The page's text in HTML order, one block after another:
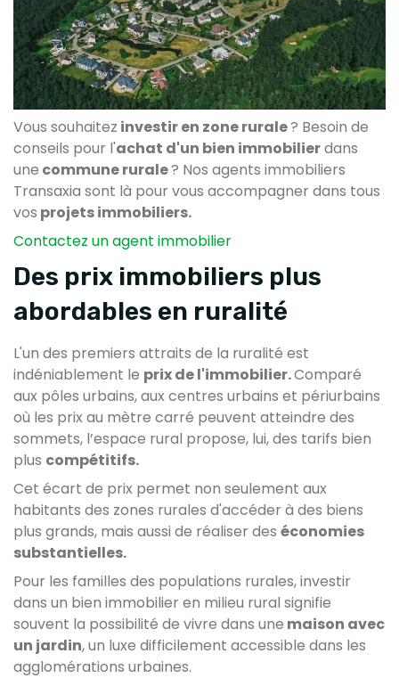
Vous souhaitez investir en zone rurale? Besoin de
conseils pour l'achat d'un bien immobilierdans
une commune rurale? Nos agents immobiliers
Transaxia sont là pour vous accompagner dans tous
vos projets immobiliers.
Contactez un agent immobilier
Des prix immobiliers plus
abordables en ruralité
L'un des premiers attraits de la ruralité est
indéniablement le prix de l'immobilier.Comparé
aux pôles urbains, aux centres urbains et périurbains
où les prix au mètre carré peuvent atteindre des
sommets, l’espace rural propose, lui, des tarifs bien
plus compétitifs.
Cet écart de prix permet non seulement aux
habitants des zones rurales d'accéder à des biens
plus grands, mais aussi de réaliser des économies
substantielles.
Pour les familles des populations rurales, investir
dans un bien immobilier en milieu rural signifie
souvent la possibilité de vivre dans une maison avec
un jardin, un luxe difficilement accessible dans les
agglomérations urbaines.